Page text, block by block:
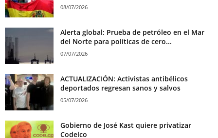
08/07/2026
Alerta global: Prueba de petróleo en el Mar
del Norte para políticas de cero...
07/07/2026
ACTUALIZACIÓN: Activistas antibélicos
deportados regresan sanos y salvos
05/07/2026
Gobierno de José Kast quiere privatizar
Codelco